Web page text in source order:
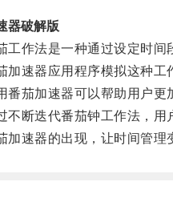
器破解版
作法是一种通过设定时间段
速器应用程序模拟这种工作
茄加速器可以帮助用户更
断迭代番茄钟工作法，用
速器的出现，让时间管理变